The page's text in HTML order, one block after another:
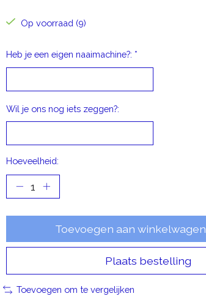
Op voorraad (9)
Heb je een eigen naaimachine?: *
Wil je ons nog iets zeggen?:
Hoeveelheid:
Toevoegen aan winkelwagen
Plaats bestelling
Toevoegen om te vergelijken